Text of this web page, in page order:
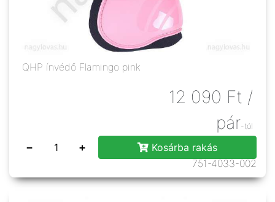
QHP ínvédő Flamingo pink
12 090 Ft /
pár-tól
− +
Kosárba rakás
751-4033-002